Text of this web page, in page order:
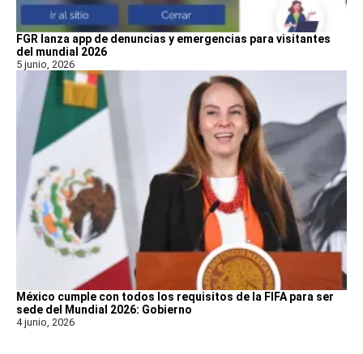
FGR lanza app de denuncias y emergencias para visitantes
del mundial 2026
5 junio, 2026
México cumple con todos los requisitos de la FIFA para ser
sede del Mundial 2026: Gobierno
4 junio, 2026